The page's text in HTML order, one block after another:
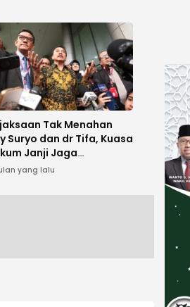
Tak Menahan
Suryo dan dr Tifa, Kuasa
Janji Jaga
Jelang Sidang
yang lalu